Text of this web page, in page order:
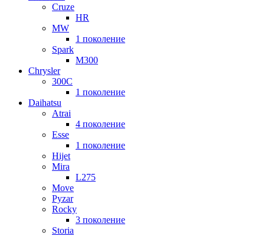
Cruze
HR
MW
1 поколение
Spark
M300
Chrysler
300C
1 поколение
Daihatsu
Atrai
4 поколение
Esse
1 поколение
Hijet
Mira
L275
Move
Pyzar
Rocky
3 поколение
Storia